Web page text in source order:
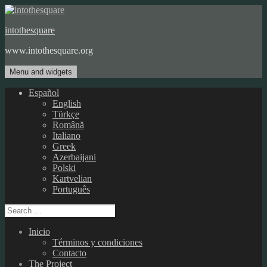
Skip
content
intothesquare
www.intothesquare.org
Menu and widgets
Español
English
Türkçe
Română
Italiano
Greek
Azerbaijani
Polski
Kartvelian
Português
Search
for:
Inicio
Términos y condiciones
Contacto
The Project